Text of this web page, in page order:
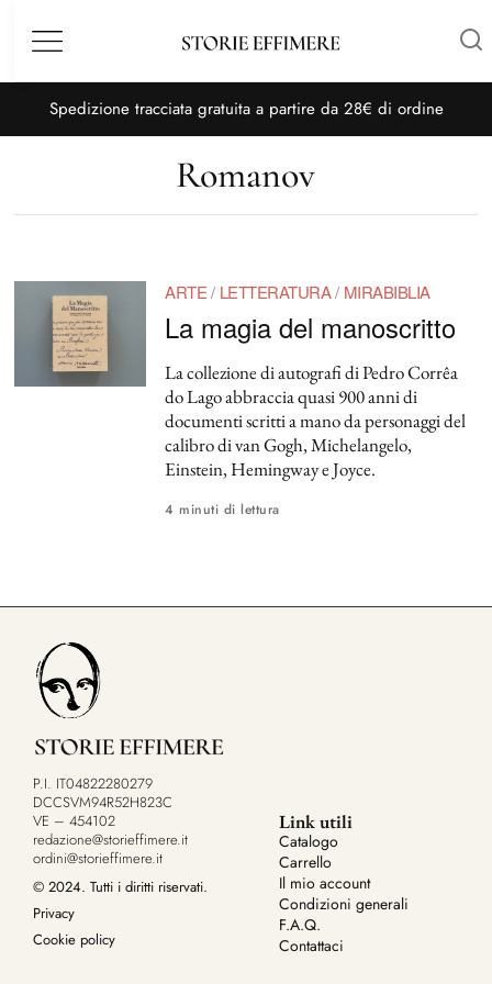
Menù
Spedizione tracciata gratuita a partire da 28€ di ordine
Romanov
ARTE / LETTERATURA/ MIRABIBLIA
La magia del manoscritto
La collezione di autografi di Pedro Corrêa
do Lago abbraccia quasi 900 anni di
documenti scritti a mano da personaggi del
calibro di van Gogh, Michelangelo,
Einstein, Hemingway e Joyce.
4 minuti di lettura
P.I. IT04822280279
DCCSVM94R52H823C
VE – 454102
redazione@storieffimere.it
ordini@storieffimere.it
© 2024. Tutti i diritti riservati.
Privacy
Cookie policy
Link utili
Catalogo
Carrello
Il mio account
Condizioni generali
F.A.Q.
Contattaci